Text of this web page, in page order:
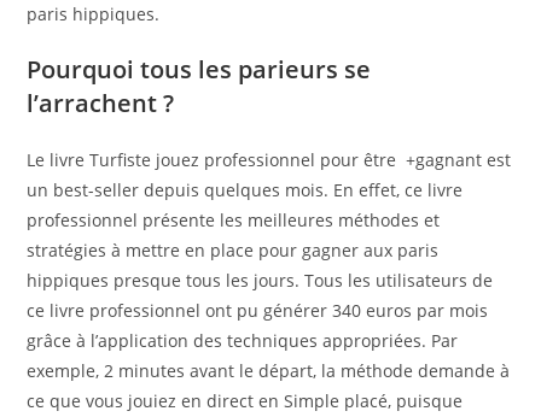
paris hippiques.
Pourquoi tous les parieurs se
l’arrachent ?
Le livre Turfiste jouez professionnel pour être +gagnant est
un best-seller depuis quelques mois. En effet, ce livre
professionnel présente les meilleures méthodes et
stratégies à mettre en place pour gagner aux paris
hippiques presque tous les jours. Tous les utilisateurs de
ce livre professionnel ont pu générer 340 euros par mois
grâce à l’application des techniques appropriées. Par
exemple, 2 minutes avant le départ, la méthode demande à
ce que vous jouiez en direct en Simple placé, puisque